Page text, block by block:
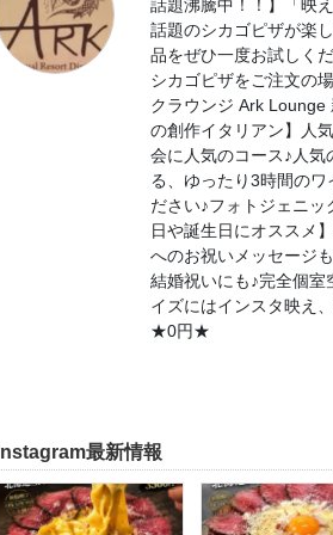
話題沸騰中！！】「映
話題のシカゴピザが楽
品をぜひ一度お試しく
シカゴピザをご注文の
クラウンジ Ark Lounge
の創作イタリアン】人
会に人気のコース♪人
る、ゆったり3時間の
ださい♪フォトジェニ
日や誕生日にオススメ
へのお祝いメッセージ
結婚祝いにも♪完全個
イズにはインスタ映え
★0円★
Instagram最新情報